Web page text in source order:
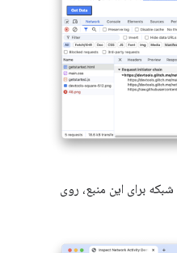
برای این منبع، روی